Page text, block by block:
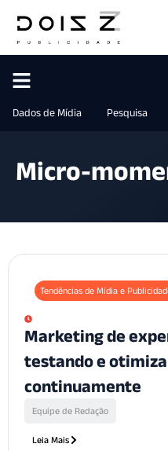
Dados de Mídia Pesquisa
Micro-
Tendências de Mídia e
Marketing de
testando e
continuamente
Equipe de Redação
Leia Mais